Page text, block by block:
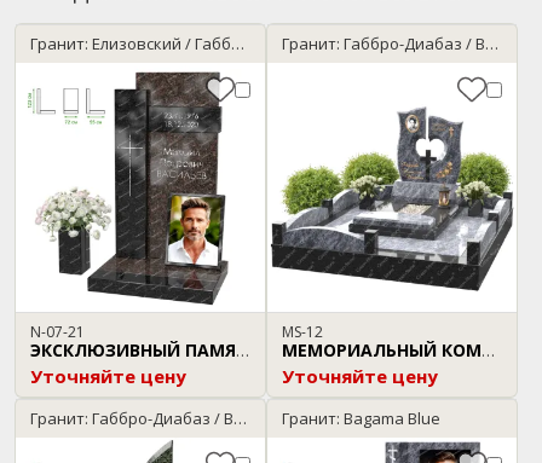
Гранит: Елизовский / Габбро-Диабаз
N-07-21
ЭКСКЛЮЗИВНЫЙ ПАМЯТНИК
Уточняйте цену
Гранит: Габбро-Диабаз / Bahama Blue
MS-12
МЕМОРИАЛЬНЫЙ КОМПЛЕКС
Уточняйте цену
Гранит: Габбро-Диабаз / Baltic Green Гранит: Bagama Blue